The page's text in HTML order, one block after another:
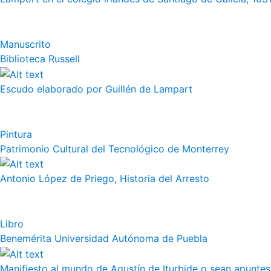
Manuscrito
Biblioteca Russell
Escudo elaborado por Guillén de Lampart
Pintura
Patrimonio Cultural del Tecnológico de Monterrey
Antonio López de Priego, Historia del Arresto
Libro
Benemérita Universidad Autónoma de Puebla
Manifiesto al mundo de Agustín de Iturbide o sean